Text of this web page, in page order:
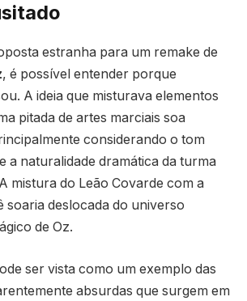
estranha para um remake de
, é possível entender porque
A ideia que misturava elementos
pitada de artes marciais soa
considerando o tom
a naturalidade dramática da turma
mistura do Leão Covarde com a
soaria deslocada do universo
de Oz.
ser vista como um exemplo das
absurdas que surgem em